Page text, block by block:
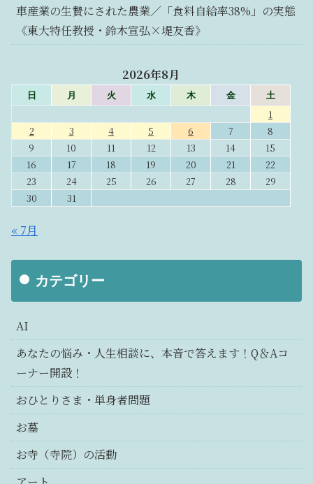
車産業の生贄にされた農業／「食料自給率38%」の実態
《東大特任教授・鈴木宣弘×堤友香》
2026年8月
日 月 火 水 木 金 土
1
2
3 4 5 6 7
8
9
10 11 12 13 14
15
16
17 18 19 20 21
22
23
24 25 26 27 28
29
30
31
« 7月
カテゴリー
AI
あなたの悩み・人生相談に、本音で答えます！Q＆Aコ
ーナー開設！
おひとりさま・単身者問題
お墓
お寺（寺院）の活動